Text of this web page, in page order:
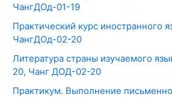
ЧангДОд-01-19
Практический курс иностранного
ЧангДОд-02-20
Литература страны изучаемого
20, Чанг ДОД-02-20
Практикум. Выполнение